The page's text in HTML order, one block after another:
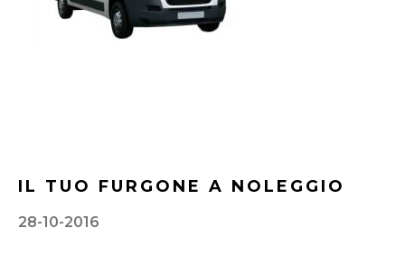
IL TUO FURGONE A NOLEGGIO
28-10-2016